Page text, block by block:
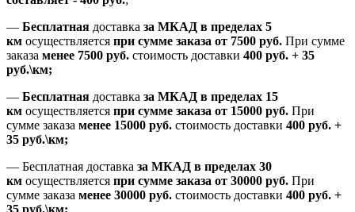
— Бесплатная доставка за МКАД в пределах 5
км осуществляется при сумме заказа от 7500 руб. При сумме
заказа менее 7500 руб. стоимость доставки 400 руб. + 35
руб.\км;
— Бесплатная доставка за МКАД в пределах 15
км осуществляется при сумме заказа от 15000 руб. При
сумме заказа менее 15000 руб. стоимость доставки 400 руб. +
35 руб.\км;
— Бесплатная доставка за МКАД в пределах 30
км осуществляется при сумме заказа от 30000 руб. При
сумме заказа менее 30000 руб. стоимость доставки 400 руб. +
35 руб.\км;